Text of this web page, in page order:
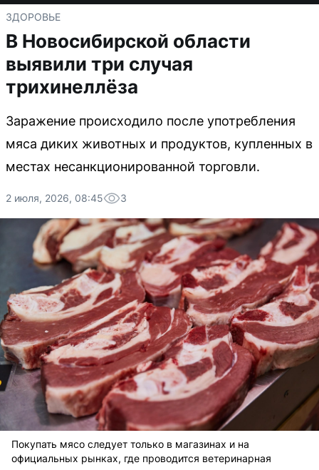
ЗДОРОВЬЕ
В Новосибирской области
выявили три случая
трихинеллёза
Заражение происходило после употребления
мяса диких животных и продуктов, купленных в
местах несанкционированной торговли.
2 июля, 2026, 08:45 3
Покупать мясо следует только в магазинах и на
официальных рынках, где проводится ветеринарная